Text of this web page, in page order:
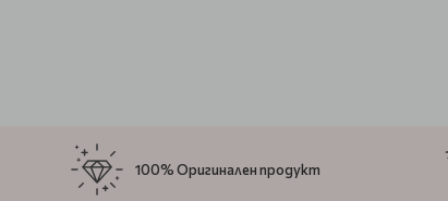
100% Оригинален продукт